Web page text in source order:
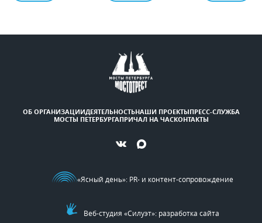
ОБ ОРГАНИЗАЦИИДЕЯТЕЛЬНОСТЬНАШИ ПРОЕКТЫПРЕСС-СЛУЖБА
МОСТЫ ПЕТЕРБУРГАПРИЧАЛ НА ЧАСКОНТАКТЫ
«Ясный день»: PR- и контент-сопровождение
Веб-студия «Силуэт»: разработка сайта